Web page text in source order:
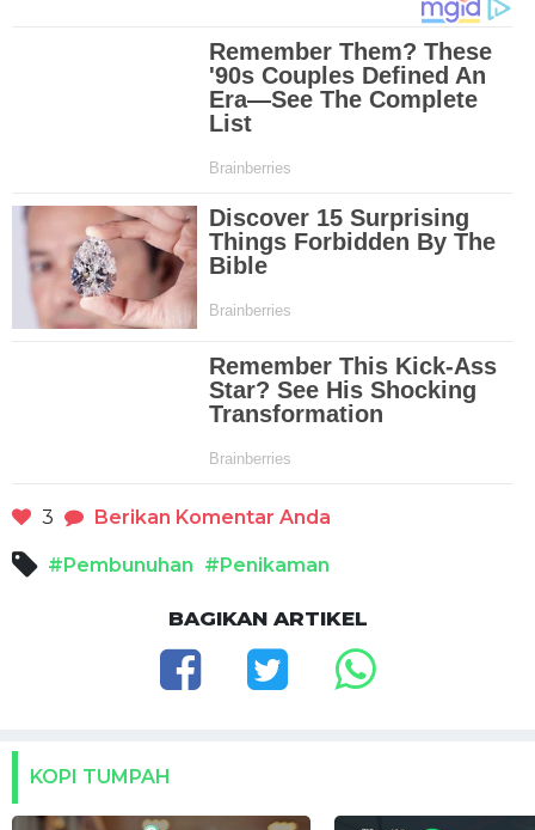
3 Berikan Komentar Anda
#Pembunuhan #Penikaman
BAGIKAN ARTIKEL
KOPI TUMPAH